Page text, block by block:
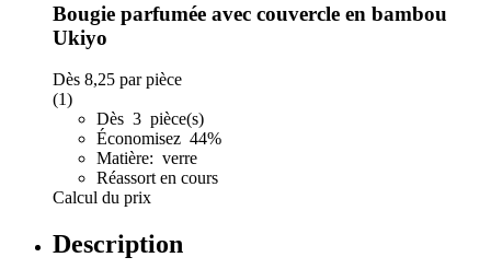
Bougie parfumée avec couvercle en bambou
Ukiyo
Dès 8,25 par pièce
(1)
Dès 3 pièce(s)
Économisez 44%
Matière: verre
Réassort en cours
Calcul du prix
Description